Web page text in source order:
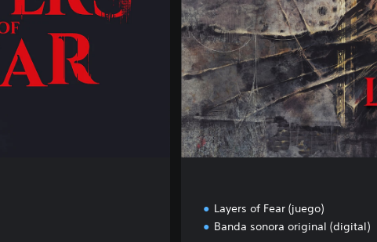
d
i
t
i
o
n
Layers of Fear (juego)
Banda sonora original (digital)